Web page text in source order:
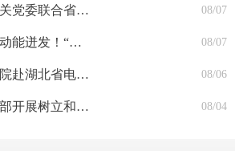
省工业和信息化厅机关党委联合省电子信息产业研究院赴湘西州开展“1113”服务与主题党日活动 08/07
赛道精准校准，创新动能迸发！“创客中国”湖南大赛蓄力备战省级决赛 08/07
省电子信息产业研究院赴湖北省电子信息产品质量监督检验院交流学习 08/06
省无线电监测站党支部开展树立和践行正确政绩观学习教育读书班暨2026年第7次集体学习 08/04